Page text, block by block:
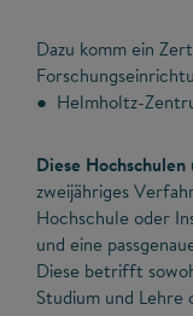
Dazu komm ein
● Helmholtz-
Diese
zweijähriges
Hochschule oder
und eine
Diese betrifft
Studium und Lehre